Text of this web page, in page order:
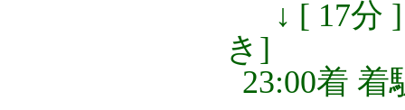
↓ [ 17分 ]
き]
23:00着 着